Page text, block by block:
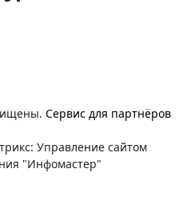
Сервис для партнёров
Управление сайтом
"Инфомастер"